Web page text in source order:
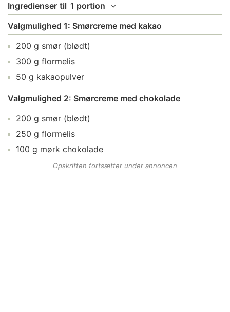
Ingredienser til 1 portion
Valgmulighed 1: Smørcreme med kakao
200 g smør (blødt)
300 g flormelis
50 g kakaopulver
Valgmulighed 2: Smørcreme med chokolade
200 g smør (blødt)
250 g flormelis
100 g mørk chokolade
Opskriften fortsætter under annoncen